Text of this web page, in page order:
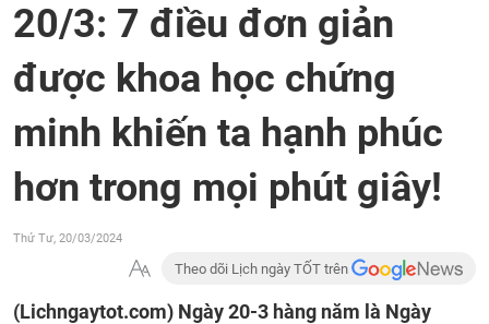
20/3: 7 điều đơn giản
được khoa học chứng
minh khiến ta hạnh phúc
hơn trong mọi phút giây!
Thứ Tư, 20/03/2024
Theo dõi Lịch ngày TỐT trên
(Lichngaytot.com) Ngày 20-3 hàng năm là Ngày